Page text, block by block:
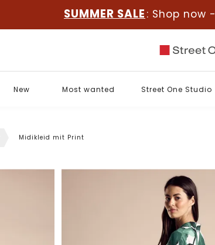
SUMMER SALE : Shop now -
New Most wanted Street One Studio
Midikleid mit Print